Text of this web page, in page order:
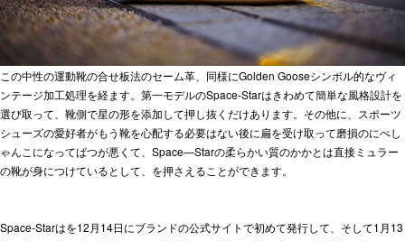
この中性の運動靴の合せ板法のセーム革、同様にGolden Gooseシンボル的なヴィ
ンテージ加工処理を経ます。第一モデルのSpace-Starはきわめて簡単な風格設計を
選び取って、靴側で星の形を添加して押し抜くだけあります。その他に、スポーツ
シューズの愛好者がもう靴を心配する必要はない後に扁を受け取って磨損のにぺし
ゃんこになってばつが悪くて、Space―Starの柔らかい質のかかとは直接ミュラー
の靴が身につけているとして、を押さえることができます。
Space-Starはを12月14日にブランドの公式サイトで初めて発行して、そして1月13